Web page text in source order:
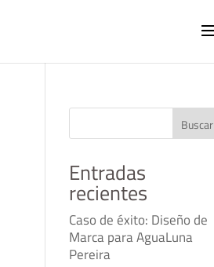
Buscar
Entradas
recientes
Caso de éxito: Diseño de
Marca para AguaLuna
Pereira